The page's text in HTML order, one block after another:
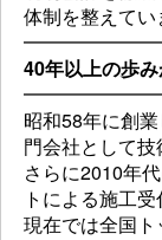
体制を整えてい
40年以上の歩
昭和58年に創
門会社として技
さらに2010年
トによる施工受
現在では全国